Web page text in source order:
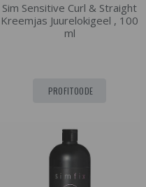
Sim Sensitive Curl & Straight
Kreemjas Juurelokigeel , 100
ml
PROFITOODE